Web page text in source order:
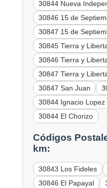
30844 Nueva
30846 15 de
30847 15 de
30845 Tierra y
30846 Tierra y
30847 Tierra y
30847 San Juan
30844 Ignacio Lopez
30844 El Chorizo
Códigos
km:
30843 Los Fideles
30846 El Papayal